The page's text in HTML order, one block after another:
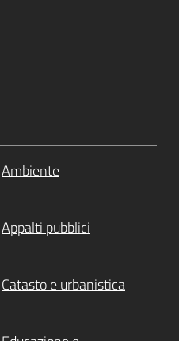
Ambiente
Appalti pubblici
Catasto e urbanistica